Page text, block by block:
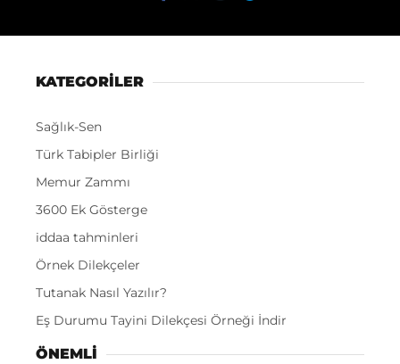
KATEGORİLER
Sağlık-Sen
Türk Tabipler Birliği
Memur Zammı
3600 Ek Gösterge
iddaa tahminleri
Örnek Dilekçeler
Tutanak Nasıl Yazılır?
Eş Durumu Tayini Dilekçesi Örneği İndir
ÖNEMLI